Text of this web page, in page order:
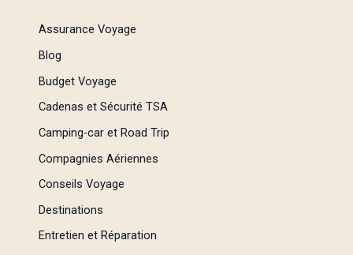
Assurance Voyage
Blog
Budget Voyage
Cadenas et Sécurité TSA
Camping-car et Road Trip
Compagnies Aériennes
Conseils Voyage
Destinations
Entretien et Réparation